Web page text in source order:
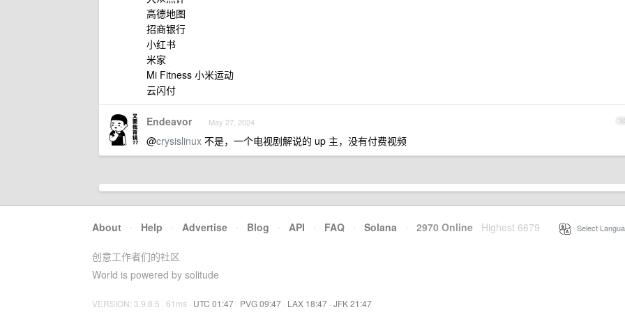
高德地图
招商银行
小红书
米家
Mi Fitness 小米运动
云闪付
30
Endeavor May 27, 2024
@crysislinux 不是，一个电视剧解说的 up 主，没有付费视频
About · Help · Advertise · Blog · API · FAQ · Solana · 2970 Online Highest 6679 Select
创意工作者们的社区
World is powered by solitude
VERSION: 3.9.8.5 · 61ms · UTC 01:47 · PVG 09:47 · LAX 18:47 · JFK 21:47